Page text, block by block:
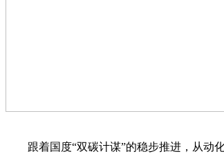
跟着国度“双碳计谋”的稳步推进，从动化